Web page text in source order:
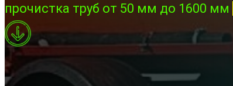
прочистка труб от 50 мм до 1600 мм